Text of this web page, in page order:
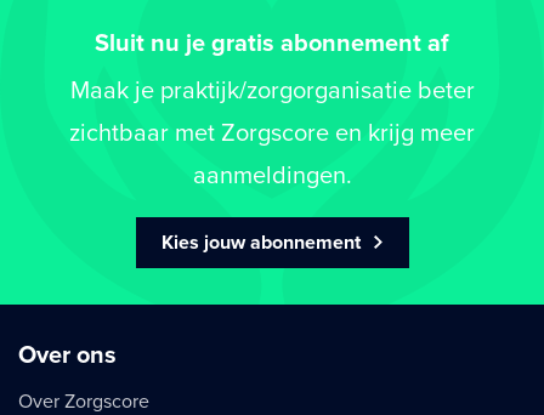
Sluit nu je gratis abonnement af
Maak je praktijk/zorgorganisatie beter
zichtbaar met Zorgscore en krijg meer
aanmeldingen.
Kies jouw abonnement
Over ons
Over Zorgscore